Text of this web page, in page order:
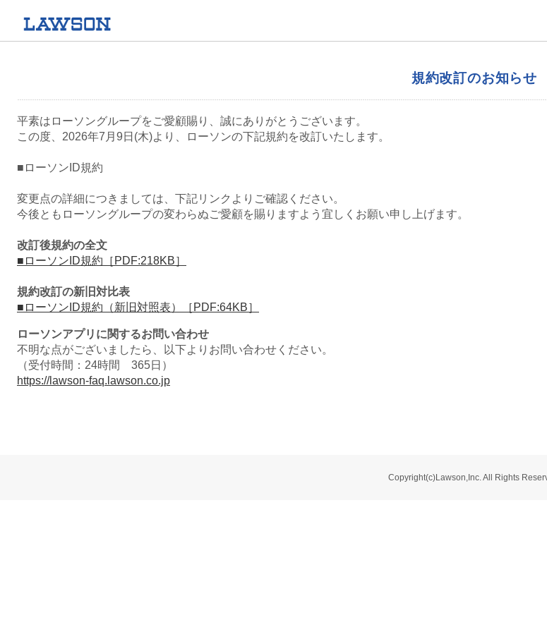
規約改訂のお知らせ
平素はローソングループをご愛顧賜り、誠にありがとうございます。
この度、2026年7月9日(木)より、ローソンの下記規約を改訂いたします。
■ローソンID規約
変更点の詳細につきましては、下記リンクよりご確認ください。
今後ともローソングループの変わらぬご愛顧を賜りますよう宜しくお願い申し上げます。
改訂後規約の全文
■ローソンID規約［PDF:218KB］
規約改訂の新旧対比表
■ローソンID規約（新旧対照表）［PDF:64KB］
ローソンアプリに関するお問い合わせ
不明な点がございましたら、以下よりお問い合わせください。
（受付時間：24時間 365日）
https://lawson-faq.lawson.co.jp
Copyright(c)Lawson,Inc. All Rights